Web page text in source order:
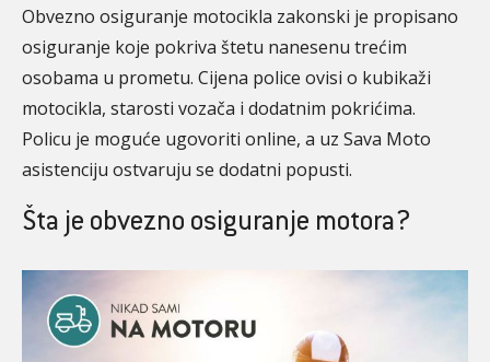
Obvezno osiguranje motocikla zakonski je propisano
osiguranje koje pokriva štetu nanesenu trećim
osobama u prometu. Cijena police ovisi o kubikaži
motocikla, starosti vozača i dodatnim pokrićima.
Policu je moguće ugovoriti online, a uz Sava Moto
asistenciju ostvaruju se dodatni popusti.
Šta je obvezno osiguranje motora?